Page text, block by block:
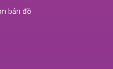
bản đồ